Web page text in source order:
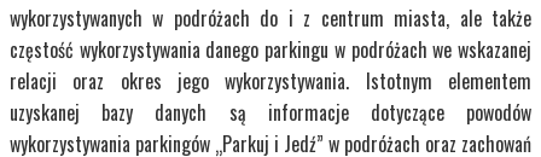
wykorzystywanych w podróżach do i z centrum miasta, ale także
częstość wykorzystywania danego parkingu w podróżach we wskazanej
relacji oraz okres jego wykorzystywania. Istotnym elementem
uzyskanej bazy danych są informacje dotyczące powodów
wykorzystywania parkingów „Parkuj i Jedź” w podróżach oraz zachowań